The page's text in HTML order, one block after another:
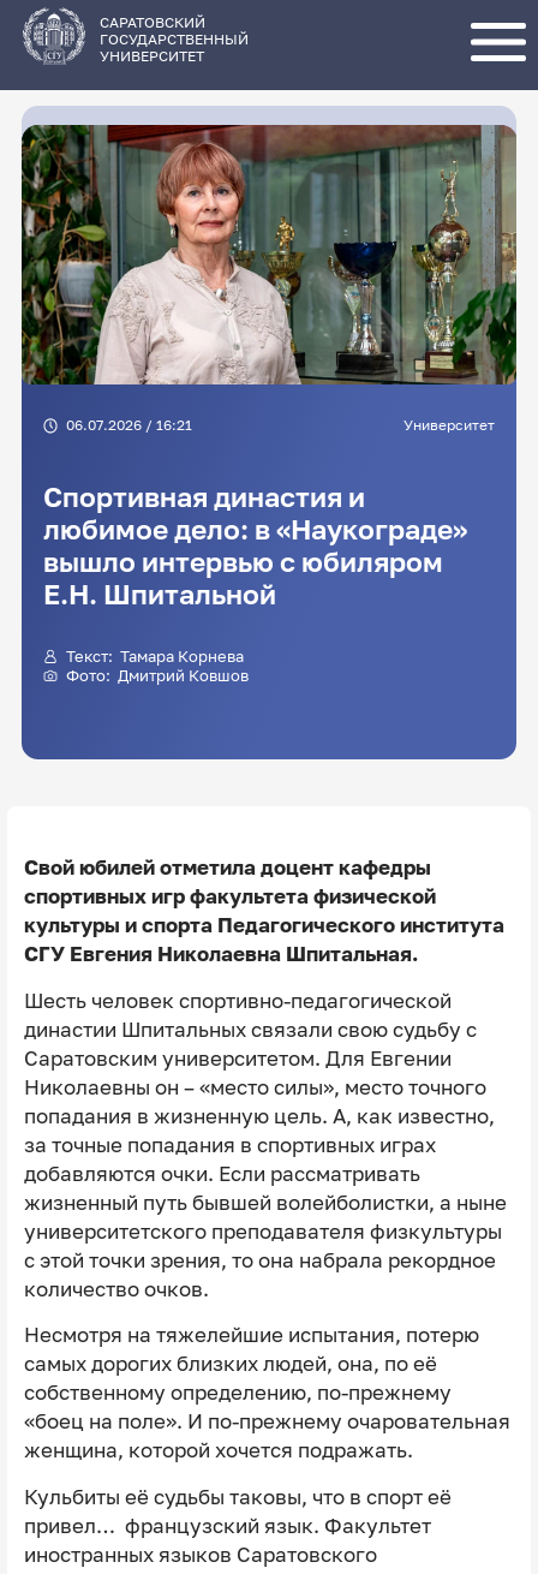
основному
содержанию
САРАТОВСКИЙ
ГОСУДАРСТВЕННЫЙ
УНИВЕРСИТЕТ
06.07.2026 / 16:21 Университет
Спортивная династия и
любимое дело: в «Наукограде»
вышло интервью с юбиляром
Е.Н. Шпитальной
Текст: Тамара Корнева
Фото: Дмитрий Ковшов
Свой юбилей отметила доцент кафедры
спортивных игр факультета физической
культуры и спорта Педагогического института
СГУ Евгения Николаевна Шпитальная.
Шесть человек спортивно-педагогической
династии Шпитальных связали свою судьбу с
Саратовским университетом. Для Евгении
Николаевны он – «место силы», место точного
попадания в жизненную цель. А, как известно,
за точные попадания в спортивных играх
добавляются очки. Если рассматривать
жизненный путь бывшей волейболистки, а ныне
университетского преподавателя физкультуры
с этой точки зрения, то она набрала рекордное
количество очков.
Несмотря на тяжелейшие испытания, потерю
самых дорогих близких людей, она, по её
собственному определению, по-прежнему
«боец на поле». И по-прежнему очаровательная
женщина, которой хочется подражать.
Кульбиты её судьбы таковы, что в спорт её
привел… французский язык. Факультет
иностранных языков Саратовского